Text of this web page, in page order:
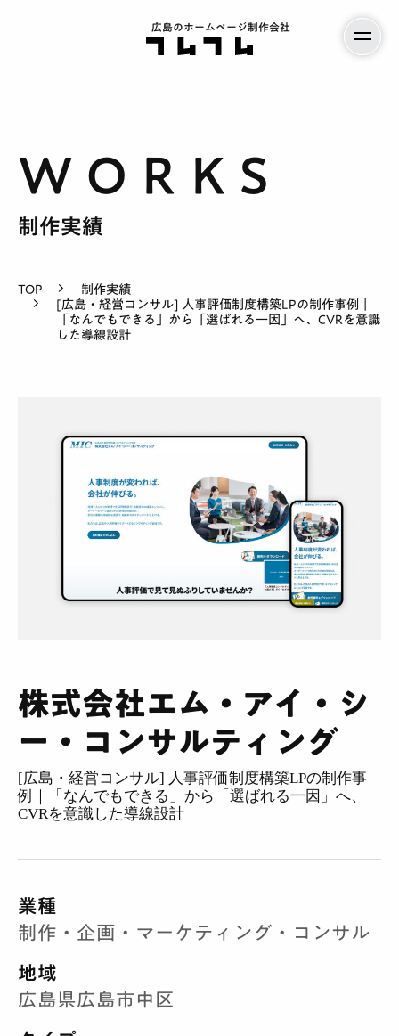
広島のホームページ制作会社
サービス案内
制作実績
TOP
制作実績
[広島・経営コンサル] 人事評価制度構築LPの制作事例｜
「なんでもできる」から「選ばれる一因」へ、CVRを意識
した導線設計
株式会社エム・アイ・シ
ー・コンサルティング
[広島・経営コンサル] 人事評価制度構築LPの制作事
例｜「なんでもできる」から「選ばれる一因」へ、
CVRを意識した導線設計
業種
制作・企画・マーケティング・コンサル
地域
広島県広島市中区